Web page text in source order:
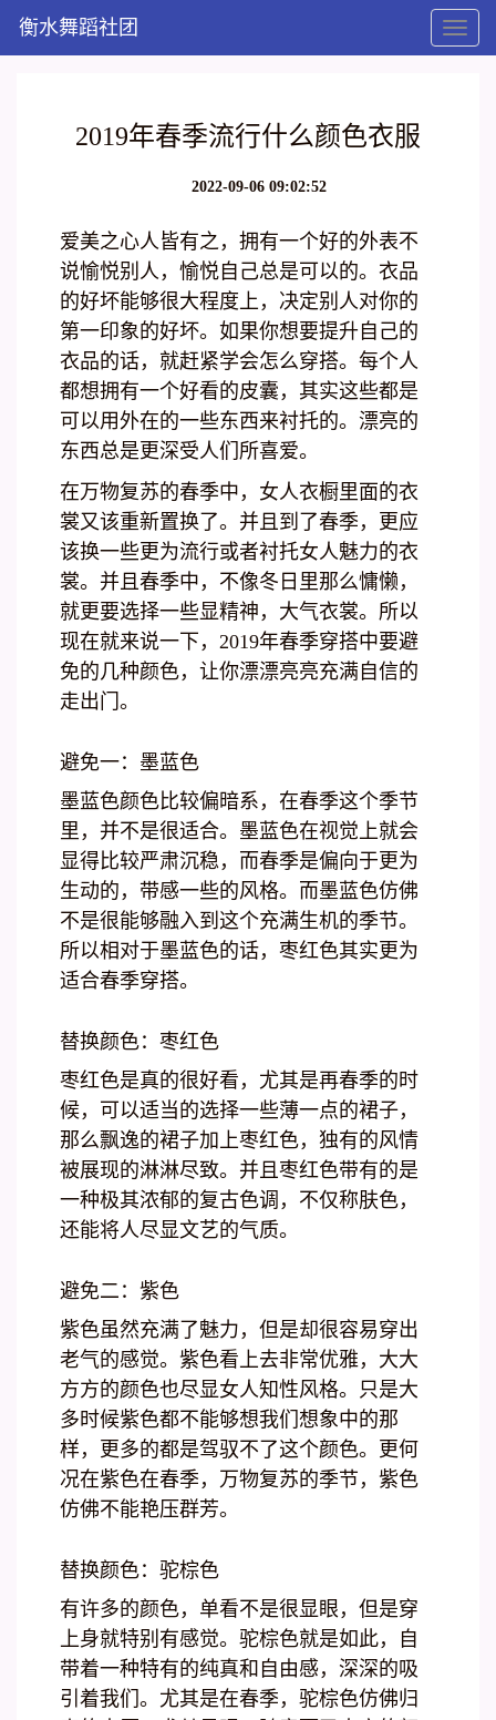
Toggle
衡水舞蹈社团
2019年春季流行什么颜色衣服
2022-09-06 09:02:52
爱美之心人皆有之，拥有一个好的外表不
说愉悦别人，愉悦自己总是可以的。衣品
的好坏能够很大程度上，决定别人对你的
第一印象的好坏。如果你想要提升自己的
衣品的话，就赶紧学会怎么穿搭。每个人
都想拥有一个好看的皮囊，其实这些都是
可以用外在的一些东西来衬托的。漂亮的
东西总是更深受人们所喜爱。
在万物复苏的春季中，女人衣橱里面的衣
裳又该重新置换了。并且到了春季，更应
该换一些更为流行或者衬托女人魅力的衣
裳。并且春季中，不像冬日里那么慵懒，
就更要选择一些显精神，大气衣裳。所以
现在就来说一下，2019年春季穿搭中要避
免的几种颜色，让你漂漂亮亮充满自信的
走出门。
避免一：墨蓝色
墨蓝色颜色比较偏暗系，在春季这个季节
里，并不是很适合。墨蓝色在视觉上就会
显得比较严肃沉稳，而春季是偏向于更为
生动的，带感一些的风格。而墨蓝色仿佛
不是很能够融入到这个充满生机的季节。
所以相对于墨蓝色的话，枣红色其实更为
适合春季穿搭。
替换颜色：枣红色
枣红色是真的很好看，尤其是再春季的时
候，可以适当的选择一些薄一点的裙子，
那么飘逸的裙子加上枣红色，独有的风情
被展现的淋淋尽致。并且枣红色带有的是
一种极其浓郁的复古色调，不仅称肤色，
还能将人尽显文艺的气质。
避免二：紫色
紫色虽然充满了魅力，但是却很容易穿出
老气的感觉。紫色看上去非常优雅，大大
方方的颜色也尽显女人知性风格。只是大
多时候紫色都不能够想我们想象中的那
样，更多的都是驾驭不了这个颜色。更何
况在紫色在春季，万物复苏的季节，紫色
仿佛不能艳压群芳。
替换颜色：驼棕色
有许多的颜色，单看不是很显眼，但是穿
上身就特别有感觉。驼棕色就是如此，自
带着一种特有的纯真和自由感，深深的吸
引着我们。尤其是在春季，驼棕色仿佛归